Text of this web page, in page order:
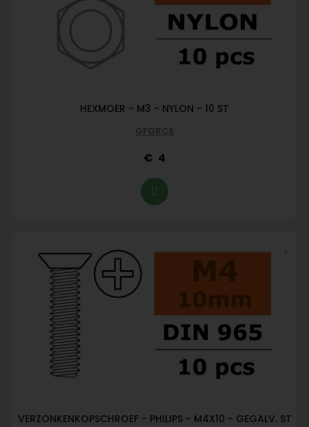
HEXMOER - M3 - NYLON - 10 ST
GFORCE
4
VERZONKENKOPSCHROEF - PHILIPS - M4X10 - GEGALV. ST